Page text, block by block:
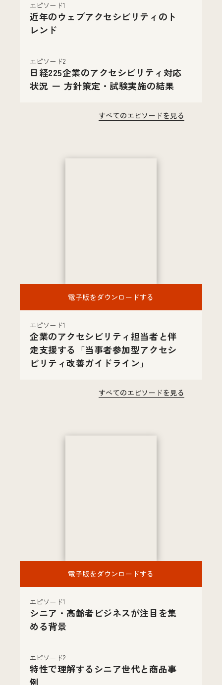
エピソード1
近年のウェブアクセシビリティのト
レンド
エピソード2
日経225企業のアクセシビリティ対応
状況 ー 方針策定・試験実施の結果
すべてのエピソードを見る
電子版をダウンロードする
エピソード1
企業のアクセシビリティ担当者と伴
走支援する「当事者参加型アクセシ
ビリティ改善ガイドライン」
すべてのエピソードを見る
電子版をダウンロードする
エピソード1
シニア・高齢者ビジネスが注目を集
める背景
エピソード2
特性で理解するシニア世代と商品事
例